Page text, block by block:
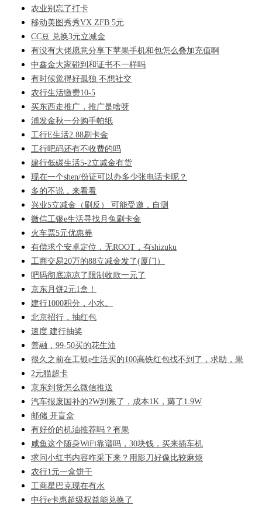
农业别忘了打卡
移动美图秀秀VX ZFB 5元
CC豆 兑换3元立减金
有没有大佬愿意分享下苹果手机和包怎么叠加充值啊
中鑫金大家碰到和证书不一样吗
有时候觉得好孤独 不想社交
农行生活缴费10-5
买东西走推广，推广是啥呀
浦发金秋一分购手帕纸
工行E生活2.88刷卡金
工行吧码还有不收费的吗
建行低碳生活5-2立减金有货
现在一个shen/份证可以办多少张电话卡呢？
多的不说，来看看
兴业5立减金（刷反） 可能受邀，自测
微信工银e生活寻找月兔刷卡金
火车票5元优惠券
有偿求个安卓定位，无ROOT，有shizuku
工商交易20万的88立减金发了(厦门）
吧码彻底凉凉了限制收款一元了
京东月饼2元1盒！
建行1000积分，小水。
北京招行，抽红包
速度 建行抽奖
善融，99-50买的花生油
很久之前在工银e生活买的100高铁红包找不到了，求助，果
2元猫超卡
京东到货怎么微信推送
汽车报废国补的2W到账了，成本1K，薅了1.9W
邮储 开盲盒
有好价的机油推荐吗？有果
咸鱼这个随身WiFi靠谱吗，30块钱，买来插车机
求问小红书内容咋采下来？用影刀好像比较麻烦
农行1元一盒饼干
工商星巴克现在有水
中行e卡惠超级权益能兑换了